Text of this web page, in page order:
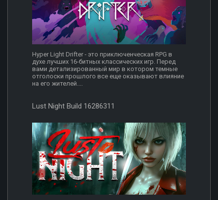
Hyper Light Drifter - это приключенческая RPG в
духе лучших 16-битных классических игр. Перед
вами детализированный мир в котором темные
отголоски прошлого все еще оказывают влияние
на его жителей....
Lust Night Build 16286311